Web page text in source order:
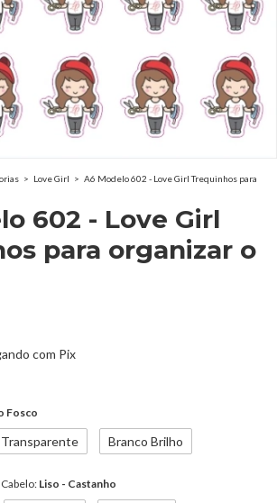
> Love Girl > A6 Modelo 602 - Love Girl Trequinhos para
602 - Love Girl
para organizar o
com Pix
Fosco
Transparente Branco Brilho
Liso - Castanho